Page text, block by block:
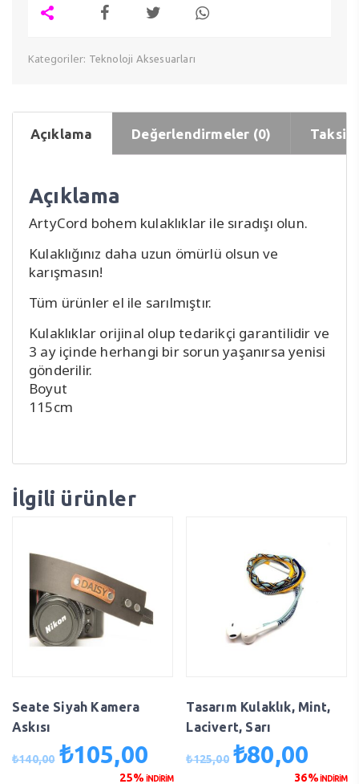
Kategoriler: Teknoloji Aksesuarları
Açıklama Değerlendirmeler (0) Taksit
Açıklama
ArtyCord bohem kulaklıklar ile sıradışı olun.
Kulaklığınız daha uzun ömürlü olsun ve
karışmasın!
Tüm ürünler el ile sarılmıştır.
Kulaklıklar orijinal olup tedarikçi garantilidir ve
3 ay içinde herhangi bir sorun yaşanırsa yenisi
gönderilir.
Boyut
115cm
İlgili ürünler
Seate Siyah Kamera
Askısı
₺140,00 Orijinal
₺105,00
andaki
25% İNDİRİM
Tasarım Kulaklık, Mint,
Lacivert, Sarı
₺125,00 Orijinal
₺80,00
andaki
36%İNDİRİM